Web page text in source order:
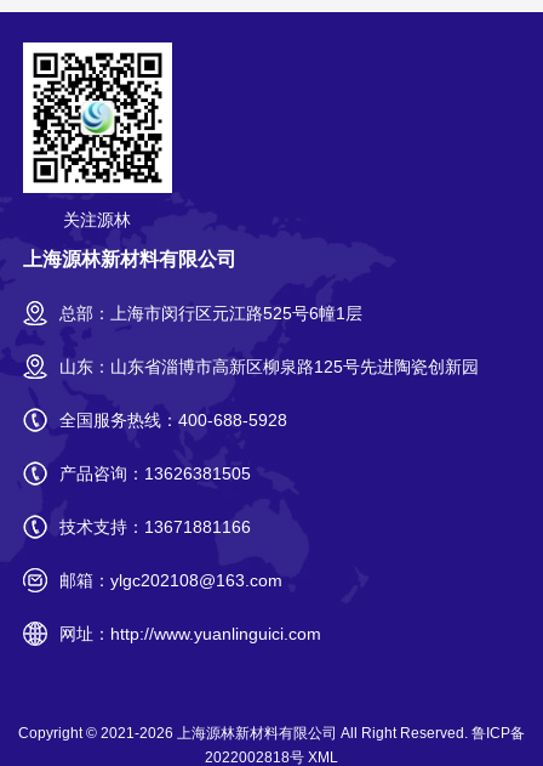
关注源林
上海源林新材料有限公司
总部：上海市闵行区元江路525号6幢1层
山东：山东省淄博市高新区柳泉路125号先进陶瓷创新园
全国服务热线： 400-688-5928
产品咨询： 13626381505
技术支持： 13671881166
邮箱： ylgc202108@163.com
网址： http://www.yuanlinguici.com
Copyright © 2021-2026 上海源林新材料有限公司 All Right Reserved. 鲁ICP备
2022002818号 XML